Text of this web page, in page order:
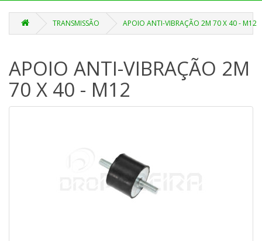
TRANSMISSÃO APOIO ANTI-VIBRAÇÃO 2M 70 X 40 - M12
APOIO ANTI-VIBRAÇÃO 2M
70 X 40 - M12